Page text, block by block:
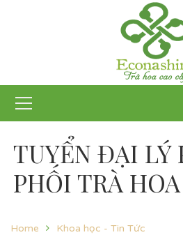
TUYỂN ĐẠI LÝ
PHỐI TRÀ
Home
Khoa học - Tin Tức